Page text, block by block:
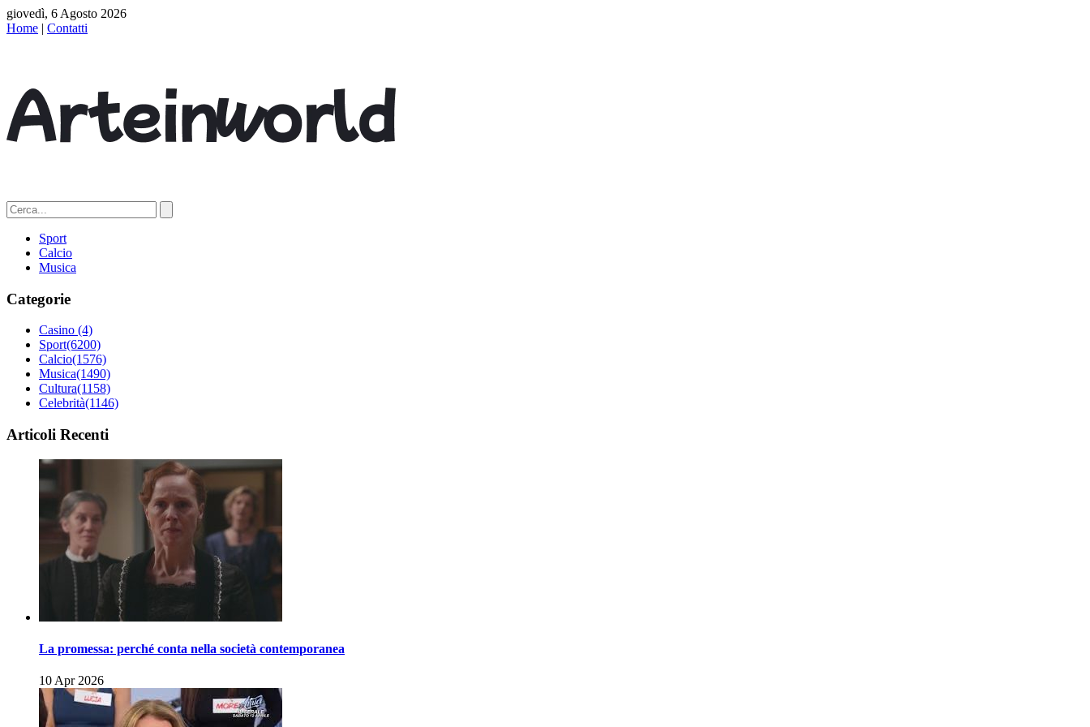
giovedì, 6 Agosto 2026
Home | Contatti
Sport
Calcio
Musica
Categorie
Casino (4)
Sport(6200)
Calcio(1576)
Musica(1490)
Cultura(1158)
Celebrità(1146)
Articoli Recenti
La promessa: perché conta nella società contemporanea
10 Apr 2026